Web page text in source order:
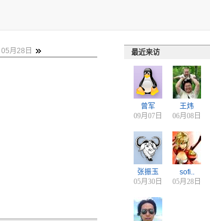
05月28日
最近来访
曾军
09月07日
王炜
06月08日
张振玉
05月30日
sofi..
05月28日